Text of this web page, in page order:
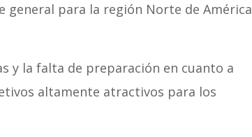
general para la región Norte de América
y la falta de preparación en cuanto a
altamente atractivos para los